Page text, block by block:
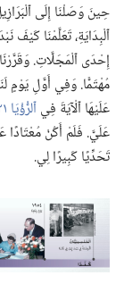
حِينَ وَصَلْنَا إِلَى
ٱلْبِدَايَةِ،‏ تَعَلَّمْنَا
إِحْدَى ٱلْمَجَلَّاتِ.‏
مُهْتَمًّا.‏ وَفِي أَوَّلِ يَوْمٍ
عَلَيْهَا ٱلْآيَةَ فِيٱلرُّؤْيَا ٢١:‏٣،‏ ٤
عَلَيَّ.‏ فَلَمْ أَكُنْ
تَحَدِّيًا كَبِيرًا لِي.‏